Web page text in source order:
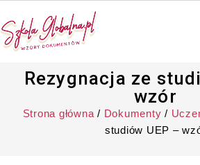
Rezygnacja ze
wzór
Strona główna / Dokumenty /
studiów UEP –